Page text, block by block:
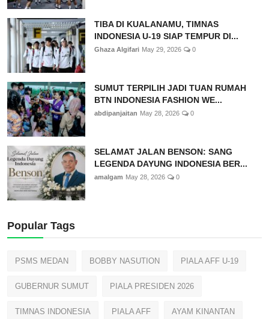
TIBA DI KUALANAMU, TIMNAS
INDONESIA U-19 SIAP TEMPUR DI...
Ghaza Algifari May 29, 2026 0
SUMUT TERPILIH JADI TUAN RUMAH
BTN INDONESIA FASHION WE...
abdipanjaitan May 28, 2026 0
SELAMAT JALAN BENSON: SANG
LEGENDA DAYUNG INDONESIA BER...
amalgam May 28, 2026 0
Popular Tags
PSMS MEDAN BOBBY NASUTION PIALA AFF U-19
GUBERNUR SUMUT PIALA PRESIDEN 2026
TIMNAS INDONESIA PIALA AFF AYAM KINANTAN